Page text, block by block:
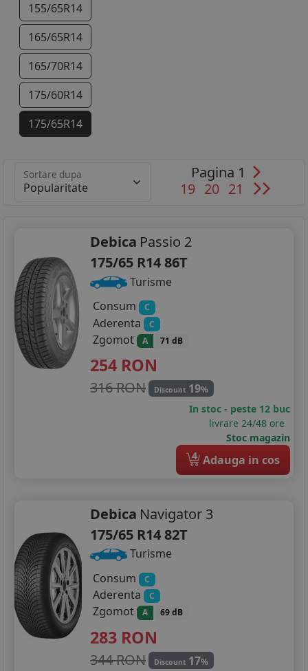
155/65R14
165/65R14
165/70R14
175/60R14
175/65R14
185/55R14
185/70R14
195/70R14
125/80R15
145/65R15
195/55R15
195/60R15
195/65R15
195/70R15
205/60R15
Sortare dupa
Pagina 1
19 20 21
Debica Passio 2
175/65 R14 86T
Turisme
Consum
C
Aderenta C
Zgomot A 71 dB
254 RON
316 RON Discount 19%
In stoc - peste 12 buc
livrare 24/48 ore
Stoc magazin
4 Adauga in cos
Debica Navigator 3
175/65 R14 82T
Turisme
Consum
C
Aderenta C
Zgomot A 69 dB
283 RON
344 RON Discount 17%